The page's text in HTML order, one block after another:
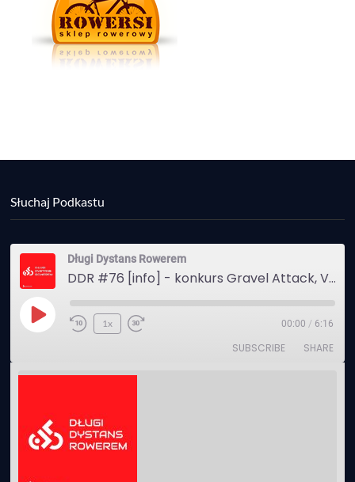
Słuchaj Podkastu
Długi Dystans Rowerem
DDR #76 [info] - konkurs Gravel Attack, Varmia Gravel, Bike Expo, Inspire India Ultra Race
Play
1x 00:00 / 6:16
SUBSCRIBE SHARE